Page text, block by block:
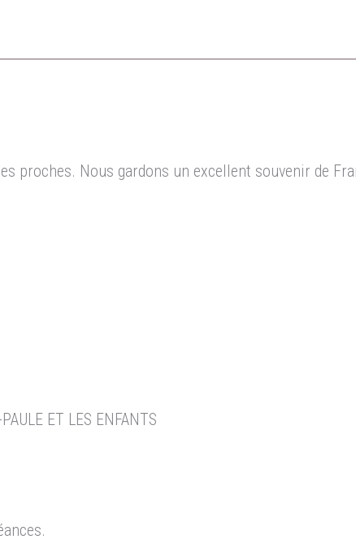
proches. Nous gardons un excellent souvenir de
ET LES ENFANTS